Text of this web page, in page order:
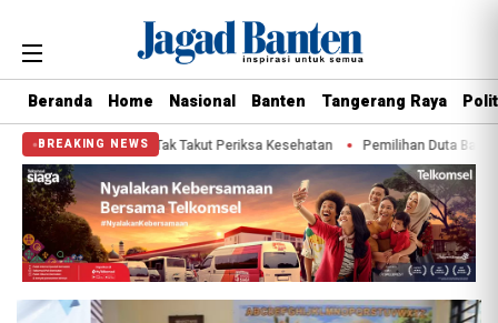
Beranda Home Nasional Banten Tangerang Raya
BREAKING NEWS
Ajak Warga Tak Takut Periksa Kesehatan Pemilihan Duta Baca Kota